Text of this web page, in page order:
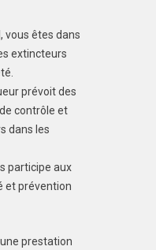
vous êtes dans
extincteurs
prévoit des
contrôle et
dans les
participe aux
et prévention
prestation